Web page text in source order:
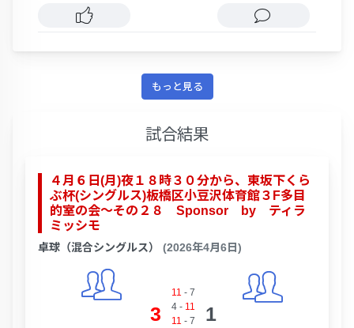
もっと見る
試合結果
４月６日(月)夜１８時３０分から、東坂下くら
ぶ杯(シングルス)板橋区小豆沢体育館３F多目
的室の会～その２８ Sponsor by ティラ
ミッシモ
卓球（混合シングルス） (2026年4月6日)
3
11 - 7
4- 11
11 - 7
1